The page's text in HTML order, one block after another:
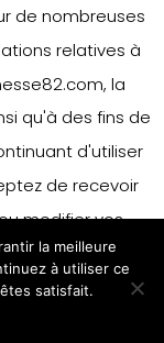
de nombreuses
relatives à
la
qu'à des fins de
d'utiliser
de recevoir
modifier vos
de vous référer
Accepter
la meilleure
à utiliser ce
satisfait.